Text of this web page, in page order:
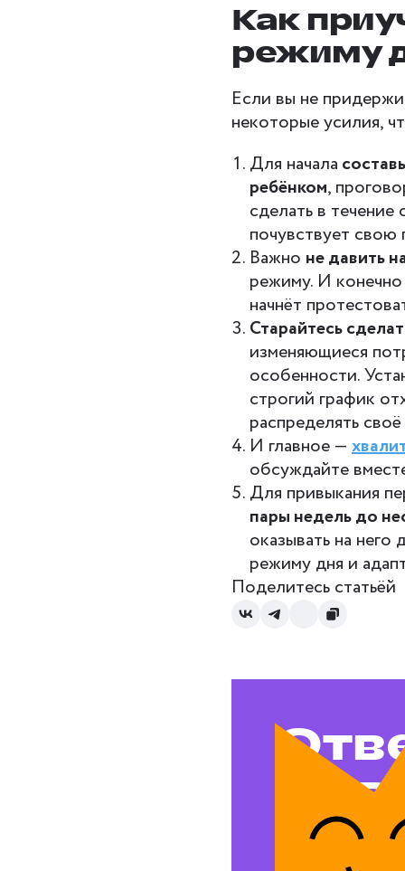
Как
режиму
Если вы не
некоторые усилия,
Для начала
ребёнком,
сделать в
почувствует свою
Важно не давить
режиму. И конечно
начнёт
Старайтесь
изменяющиеся
особенности.
строгий график
распределять
И главное —
обсуждайте
Для привыкания
пары недель до
оказывать на
режиму дня и
Поделитесь статьёй
на